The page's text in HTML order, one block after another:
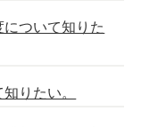
ついて知りた
りたい。